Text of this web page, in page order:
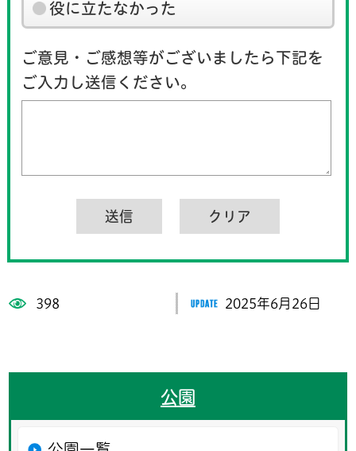
役に立たなかった
ご意見・ご感想等がございましたら下記を
ご入力し送信ください。
398 2025年6月26日
公園